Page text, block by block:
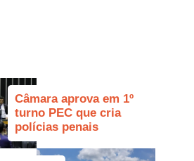
Câmara aprova em 1º
turno PEC que cria
polícias penais